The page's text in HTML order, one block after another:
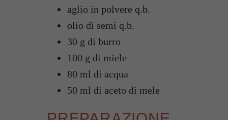
aglio in polvere q.b.
olio di semi q.b.
30 g di burro
100 g di miele
80 ml di acqua
50 ml di aceto di mele